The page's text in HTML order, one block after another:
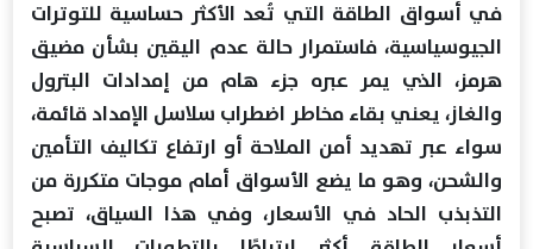
في أسواق الطاقة التي تُعد الأكثر حساسية للتوترات
الجيوسياسية، فاستمرار حالة عدم اليقين بشأن مضيق
هرمز، الذي يمر عبره جزء هام من إمدادات البترول
والغاز، يعني بقاء مخاطر اضطراب سلاسل الإمداد قائمة،
سواء عبر تهديد أمن الملاحة أو ارتفاع تكاليف التأمين
والشحن، وهو ما يضع الأسواق أمام موجات متكررة من
التذبذب الحاد في الأسعار، وفي هذا السياق، تصبح